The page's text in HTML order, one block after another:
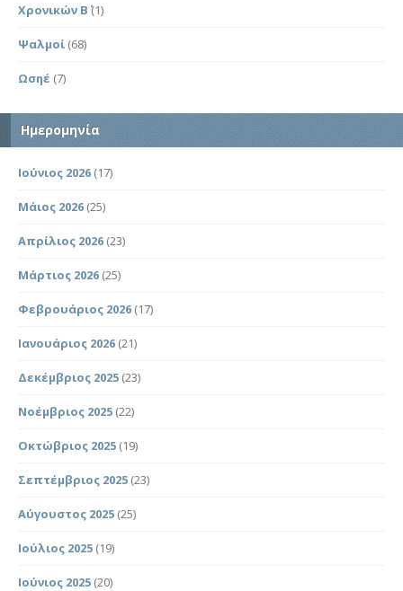
Χρονικών Β΄ (1)
Ψαλμοί (68)
Ωσηέ (7)
Ημερομηνία
Ιούνιος 2026 (17)
Μάιος 2026 (25)
Απρίλιος 2026 (23)
Μάρτιος 2026 (25)
Φεβρουάριος 2026 (17)
Ιανουάριος 2026 (21)
Δεκέμβριος 2025 (23)
Νοέμβριος 2025 (22)
Οκτώβριος 2025 (19)
Σεπτέμβριος 2025 (23)
Αύγουστος 2025 (25)
Ιούλιος 2025 (19)
Ιούνιος 2025 (20)